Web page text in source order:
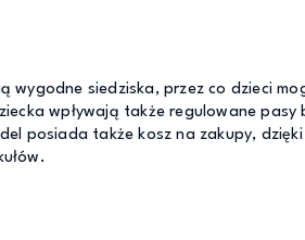
wygodne siedziska, przez co dzieci
wpływają także regulowane
posiada także kosz na zakupy,